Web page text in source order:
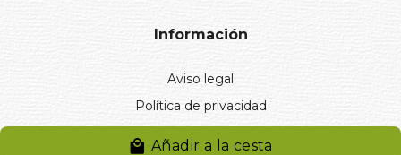
Añadir a la cesta
Información
Aviso legal
Política de privacidad